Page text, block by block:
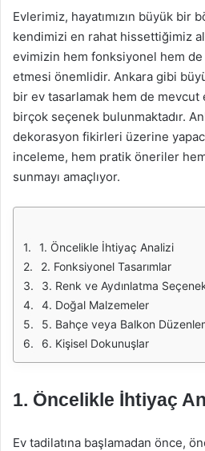
Evlerimiz, hayatımızın büyük bir
kendimizi en rahat hissettiğimiz
evimizin hem fonksiyonel hem
etmesi önemlidir. Ankara gibi
bir ev tasarlamak hem de
birçok seçenek bulunmaktadır.
dekorasyon fikirleri üzerine
inceleme, hem pratik öneriler
sunmayı amaçlıyor.
1. Öncelikle İhtiyaç Analizi
2. Fonksiyonel Tasarımlar
3. Renk ve Aydınlatma
4. Doğal Malzemeler
5. Bahçe veya Balkon
6. Kişisel Dokunuşlar
1. Öncelikle İhtiyaç
Ev tadilatına başlamadan önce,